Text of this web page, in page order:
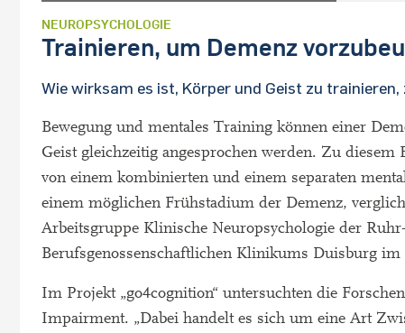
NEUROPSYCHOLOGIE
Trainieren, um Demenz
Wie wirksam es ist, Körper und Geist zu trainieren,
Bewegung und mentales Training können einer
Geist gleichzeitig angesprochen werden. Zu
von einem kombinierten und einem separaten
einem möglichen Frühstadium der Demenz,
Arbeitsgruppe Klinische Neuropsychologie der
Berufsgenossenschaftlichen Klinikums Duisburg
Im Projekt „go4cognition“ untersuchten die
Impairment. „Dabei handelt es sich um eine Art